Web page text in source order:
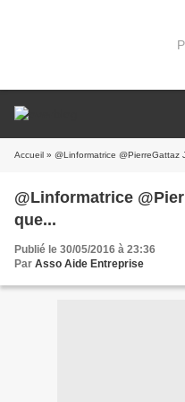
Accueil » @Linformatrice @PierreGattaz
@Linformatrice
que...
Publié le 30/05/2016 à 23:36
Par Asso Aide Entreprise